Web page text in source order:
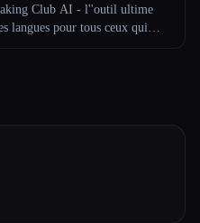
:
Club AI - l''outil ultime
langues pour tous ceux qui
linguistique AI personnalisé à